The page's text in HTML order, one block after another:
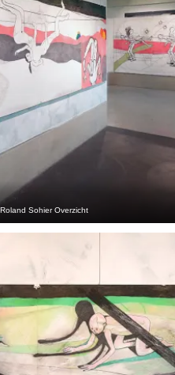
Roland Sohier Overzicht